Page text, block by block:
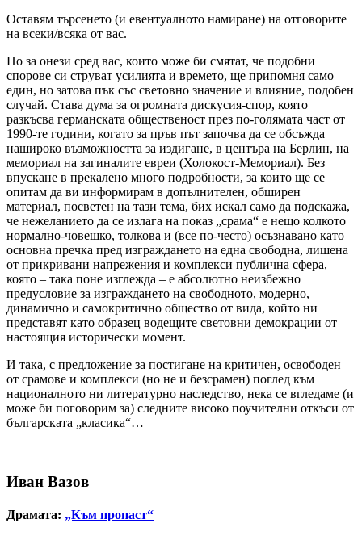
Оставям търсенето (и евентуалното намиране) на отговорите
на всеки/всяка от вас.
Но за онези сред вас, които може би смятат, че подобни
спорове си струват усилията и времето, ще припомня само
един, но затова пък със световно значение и влияние, подобен
случай. Става дума за огромната дискусия-спор, която
разкъсва германската общественост през по-голямата част от
1990-те години, когато за пръв път започва да се обсъжда
нашироко възможността за издигане, в центъра на Берлин, на
мемориал на загиналите евреи (Холокост-Мемориал). Без
впускане в прекалено много подробности, за които ще се
опитам да ви информирам в допълнителен, обширен
материал, посветен на тази тема, бих искал само да подскажа,
че нежеланието да се излага на показ „срама“ е нещо колкото
нормално-човешко, толкова и (все по-често) осъзнавано като
основна пречка пред изграждането на една свободна, лишена
от прикривани напрежения и комплекси публична сфера,
която – така поне изглежда – е абсолютно неизбежно
предусловие за изграждането на свободното, модерно,
динамично и самокритично общество от вида, който ни
представят като образец водещите световни демокрации от
настоящия исторически момент.
И така, с предложение за постигане на критичен, освободен
от срамове и комплекси (но не и безсрамен) поглед към
националното ни литературно наследство, нека се вгледаме (и
може би поговорим за) следните високо поучителни откъси от
българската „класика“…
Иван Вазов
Драмата: „Към пропаст“